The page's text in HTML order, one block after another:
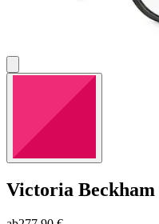
Victoria Beckham